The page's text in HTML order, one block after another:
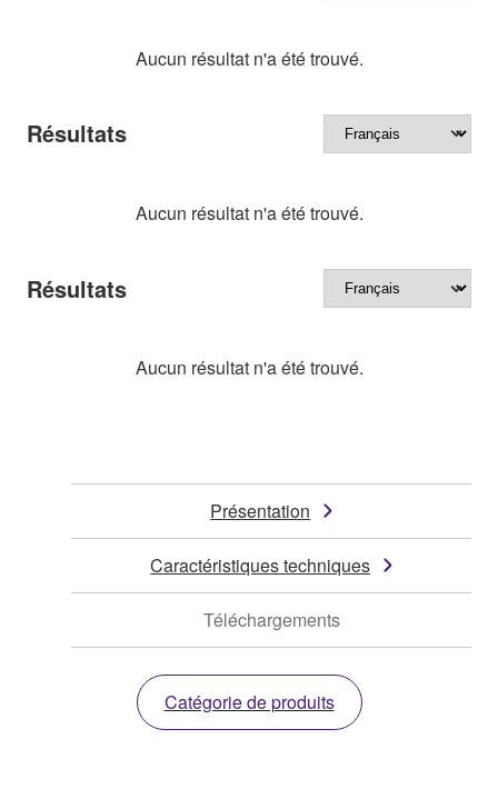
Aucun résultat n'a été trouvé.
Résultats
Aucun résultat n'a été trouvé.
Résultats
Aucun résultat n'a été trouvé.
Présentation
Caractéristiques techniques
Téléchargements
Catégorie de produits